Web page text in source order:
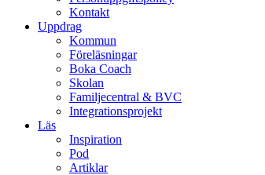
Kontakt
Uppdrag
Kommun
Föreläsningar
Boka Coach
Skolan
Familjecentral & BVC
Integrationsprojekt
Läs
Inspiration
Pod
Artiklar